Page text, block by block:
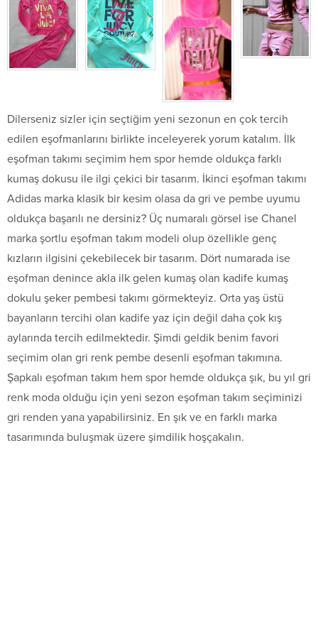
Dilerseniz sizler için seçtiğim yeni sezonun en çok tercih
edilen eşofmanlarını birlikte inceleyerek yorum katalım. İlk
eşofman takımı seçimim hem spor hemde oldukça farklı
kumaş dokusu ile ilgi çekici bir tasarım. İkinci eşofman takımı
Adidas marka klasik bir kesim olasa da gri ve pembe uyumu
oldukça başarılı ne dersiniz? Üç numaralı görsel ise Chanel
marka şortlu eşofman takım modeli olup özellikle genç
kızların ilgisini çekebilecek bir tasarım. Dört numarada ise
eşofman denince akla ilk gelen kumaş olan kadife kumaş
dokulu şeker pembesi takımı görmekteyiz. Orta yaş üstü
bayanların tercihi olan kadife yaz için değil daha çok kış
aylarında tercih edilmektedir. Şimdi geldik benim favori
seçimim olan gri renk pembe desenli eşofman takımına.
Şapkalı eşofman takım hem spor hemde oldukça şık, bu yıl gri
renk moda olduğu için yeni sezon eşofman takım seçiminizi
gri renden yana yapabilirsiniz. En şık ve en farklı marka
tasarımında buluşmak üzere şimdilik hoşçakalın.